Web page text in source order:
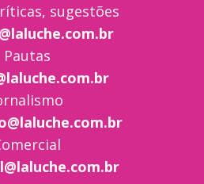
sugestões
Pautas